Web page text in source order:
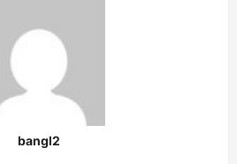
bangl2